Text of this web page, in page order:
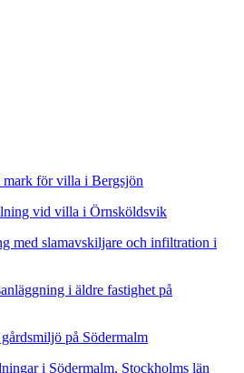
mark för villa i Bergsjön
vid villa i Örnsköldsvik
med slamavskiljare och infiltration i
i äldre fastighet på
på Södermalm
i Södermalm, Stockholms län